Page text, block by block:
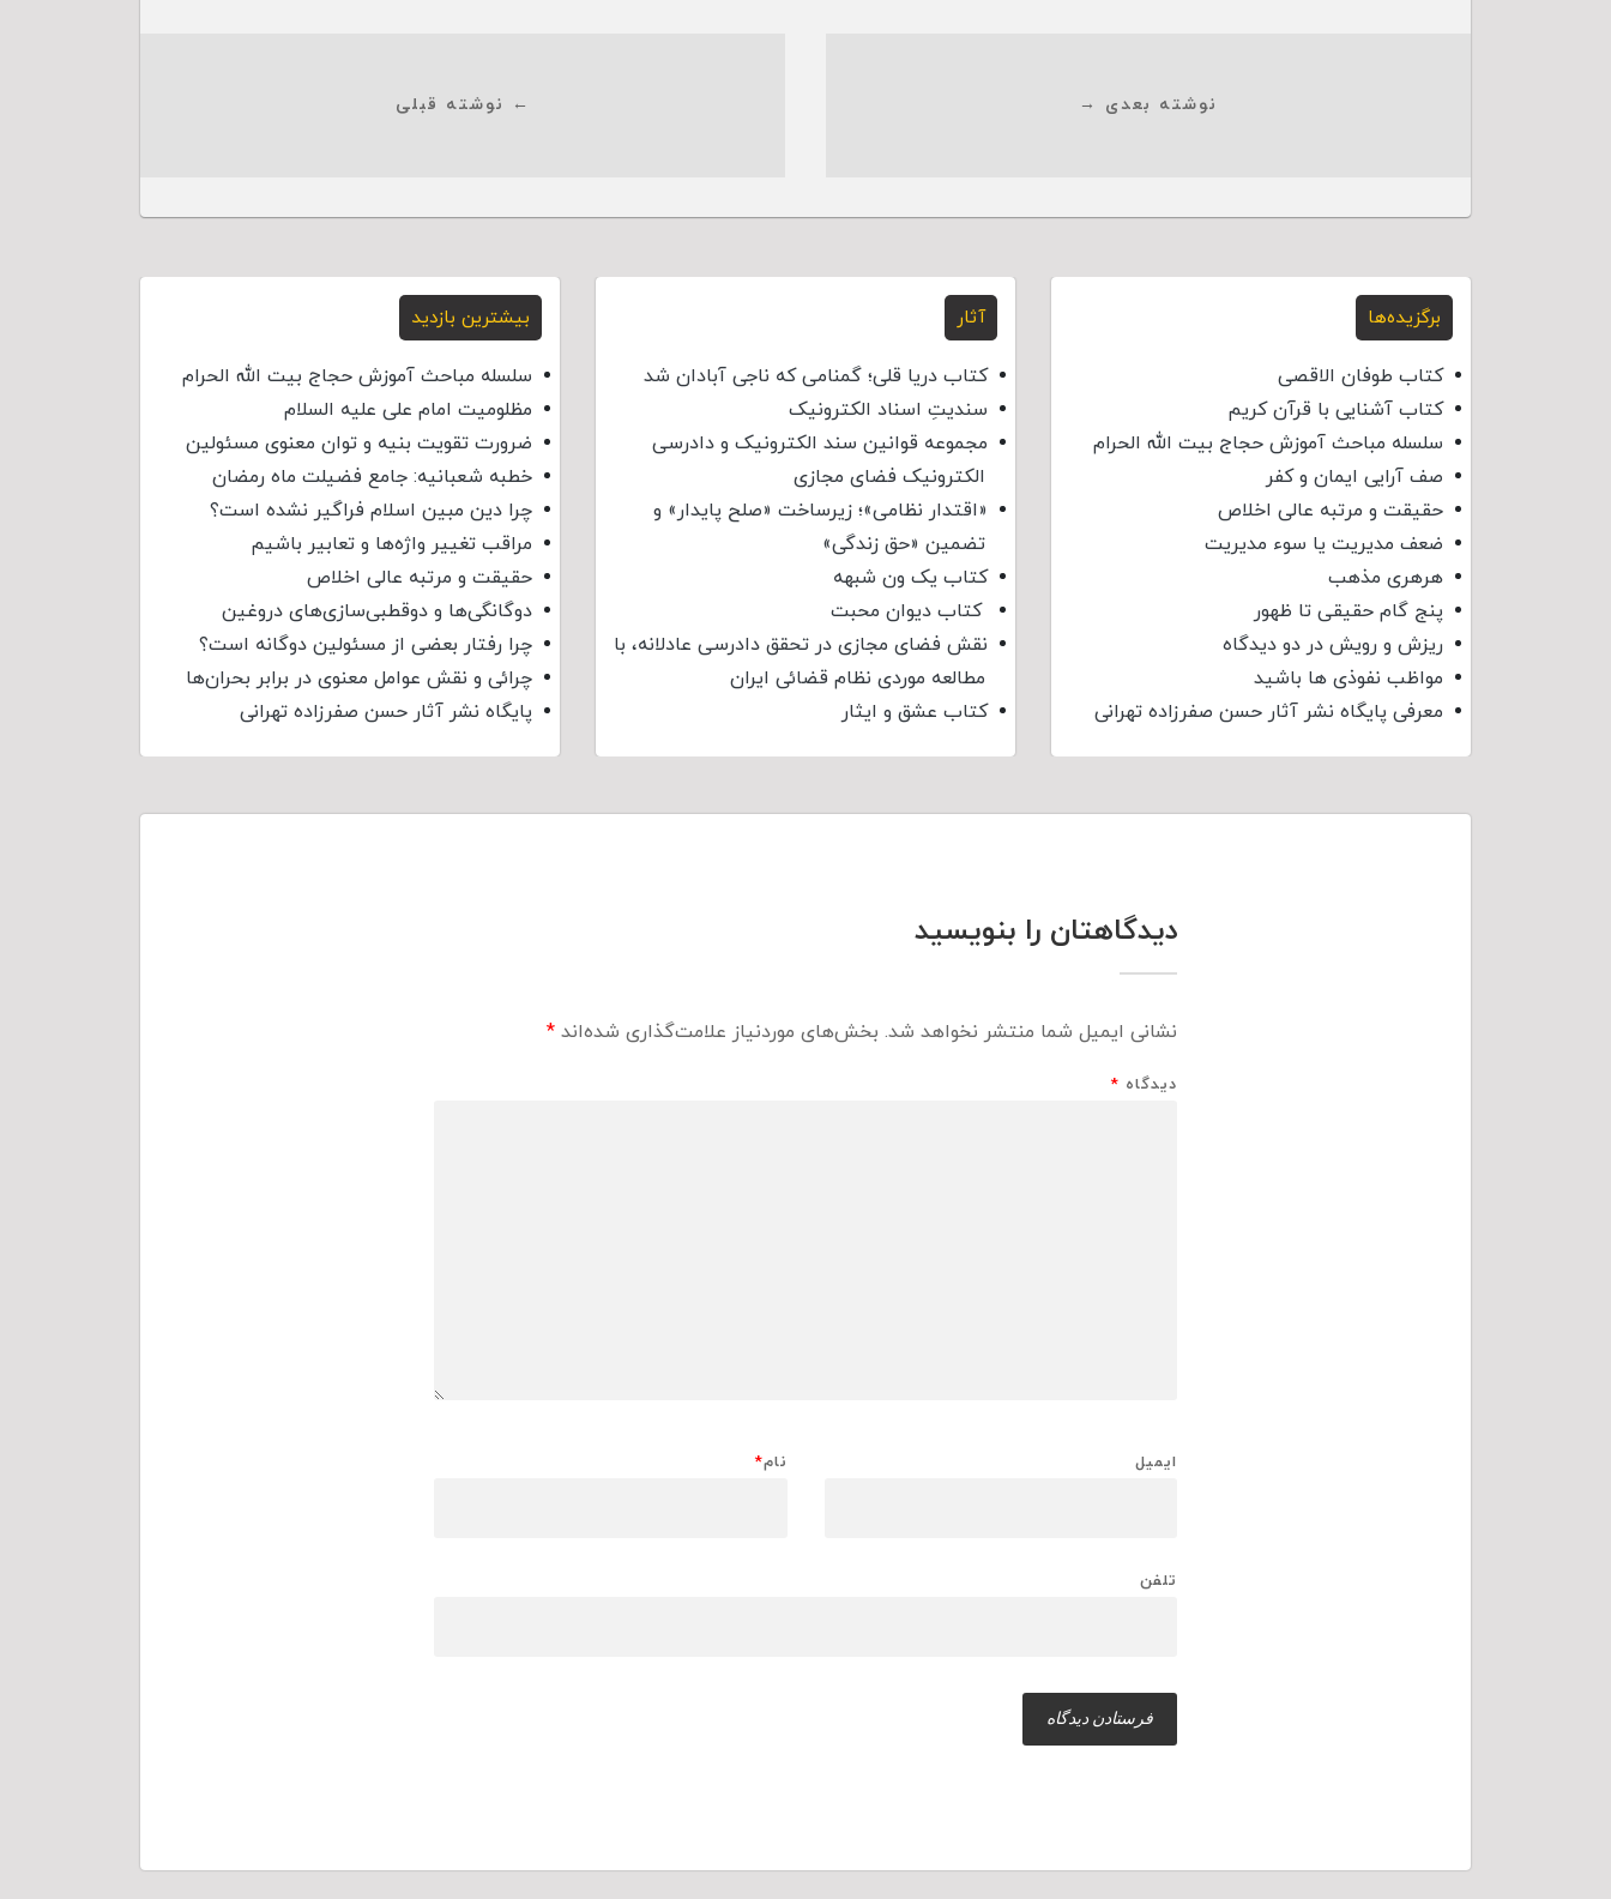
← نوشته قبلی نوشته بعدی →
برگزیده‌ها
کتاب طوفان الاقصی
کتاب آشنایی با قرآن کریم
سلسله مباحث آموزش حجاج بیت الله الحرام
صف آرایی ایمان و کفر
حقیقت و مرتبه عالی اخلاص
ضعف مدیریت یا سوء مدیریت
هرهری مذهب
پنج گام حقیقی تا ظهور
ریزش و رویش در دو دیدگاه
مواظب نفوذی‌ ها باشید
معرفی پایگاه نشر آثار حسن صفرزاده تهرانی
آثار
کتاب دریا قلی؛ گمنامی که ناجی آبادان شد
سندیتِ اسناد الکترونیک
مجموعه قوانین سند الکترونیک و دادرسی
الکترونیک فضای مجازی
«اقتدار نظامی»؛ زیرساخت «صلح پایدار» و
تضمین «حق زندگی»
کتاب یک ون شبهه
کتاب دیوان محبت
نقش فضای مجازی در تحقق دادرسی عادلانه، با
مطالعه موردی نظام قضائی ایران
کتاب عشق و ایثار
بیشترین بازدید
سلسله مباحث آموزش حجاج بیت الله الحرام
مظلومیت امام علی علیه السلام
ضرورت تقویت بنیه و توان معنوی مسئولین
خطبه شعبانیه: جامع فضیلت ماه رمضان
چرا دین مبین اسلام فراگیر نشده است؟
مراقب تغییر واژه‌ها و تعابیر باشیم
حقیقت و مرتبه عالی اخلاص
دوگانگی‌ها و دوقطبی‌سازی‌های دروغین
چرا رفتار بعضی از مسئولین دوگانه است؟
چرائی و نقش عوامل معنوی در برابر بحران‌ها
پایگاه نشر آثار حسن صفرزاده تهرانی
دیدگاهتان را بنویسید
نشانی ایمیل شما منتشر نخواهد شد. بخش‌های موردنیاز علامت‌گذاری شده‌اند *
دیدگاه *
نام* ایمیل
تلفن